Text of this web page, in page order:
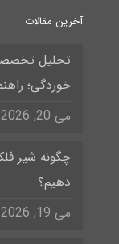
آخرین مقالات
تحلیل
خوردگی؛
می 20, 2026
چگونه شیر
دهیم؟
می 19, 2026